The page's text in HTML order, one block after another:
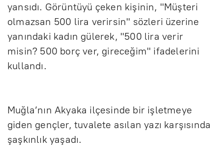
yansıdı. Görüntüyü çeken kişinin, "Müşteri
olmazsan 500 lira verirsin" sözleri üzerine
yanındaki kadın gülerek, "500 lira verir
misin? 500 borç ver, gireceğim" ifadelerini
kullandı.
Muğla’nın Akyaka ilçesinde bir işletmeye
giden gençler, tuvalete asılan yazı karşısında
şaşkınlık yaşadı.